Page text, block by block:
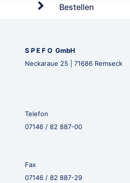
Bestellen
S P E F O GmbH
Neckaraue 25 | 71686 Remseck
Telefon
07146 / 82 887-00
Fax
07146 / 82 887-29